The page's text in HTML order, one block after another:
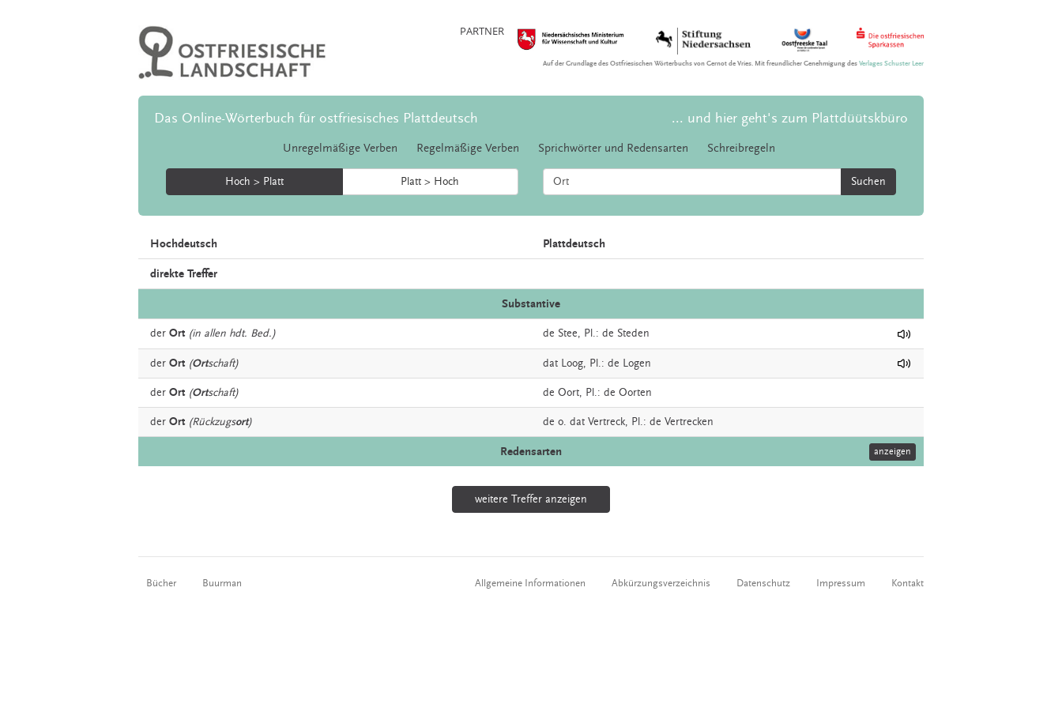
PARTNER
Auf der Grundlage des Ostfriesischen Wörterbuchs von Gernot de Vries. Mit freundlicher Genehmigung desVerlages Schuster Leer
Das Online-Wörterbuch für ostfriesisches Plattdeutsch ... und hier geht's zum Plattdüütskbüro
Unregelmäßige Verben Regelmäßige Verben Sprichwörter und Redensarten Schreibregeln
Hoch > Platt Platt > Hoch Suchen
Hochdeutsch Plattdeutsch
direkte Treffer
Substantive
der Ort (in allen hdt. Bed.) de Stee, Pl.: de Steden
der Ort (Ortschaft) dat Loog, Pl.: de Logen
der Ort (Ortschaft) de Oort, Pl.: de Oorten
der Ort (Rückzugsort) de o. dat Vertreck, Pl.: de Vertrecken
Redensarten anzeigen
weitere Treffer anzeigen
Bücher Buurman Allgemeine Informationen Abkürzungsverzeichnis Datenschutz Impressum Kontakt